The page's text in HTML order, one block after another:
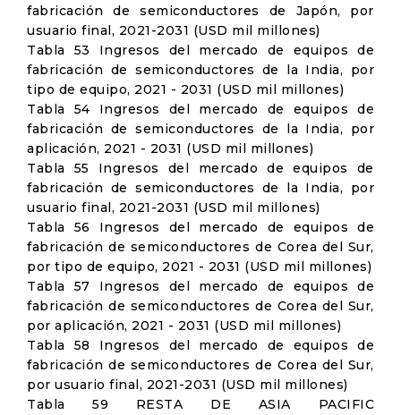
fabricación de semiconductores de Japón, por
usuario final, 2021-2031 (USD mil millones)
Tabla 53 Ingresos del mercado de equipos de
fabricación de semiconductores de la India, por
tipo de equipo, 2021 - 2031 (USD mil millones)
Tabla 54 Ingresos del mercado de equipos de
fabricación de semiconductores de la India, por
aplicación, 2021 - 2031 (USD mil millones)
Tabla 55 Ingresos del mercado de equipos de
fabricación de semiconductores de la India, por
usuario final, 2021-2031 (USD mil millones)
Tabla 56 Ingresos del mercado de equipos de
fabricación de semiconductores de Corea del Sur,
por tipo de equipo, 2021 - 2031 (USD mil millones)
Tabla 57 Ingresos del mercado de equipos de
fabricación de semiconductores de Corea del Sur,
por aplicación, 2021 - 2031 (USD mil millones)
Tabla 58 Ingresos del mercado de equipos de
fabricación de semiconductores de Corea del Sur,
por usuario final, 2021-2031 (USD mil millones)
Tabla 59 RESTA DE ASIA PACIFIC